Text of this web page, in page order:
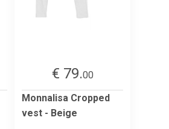
€ 79.00
Monnalisa Cropped
vest - Beige